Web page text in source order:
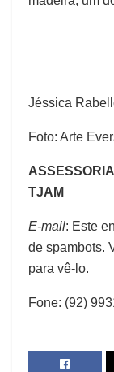
Jéssica
Foto: Arte
TJAM
E-mail: Este
de spambots.
para vê-lo.
Fone: (92)